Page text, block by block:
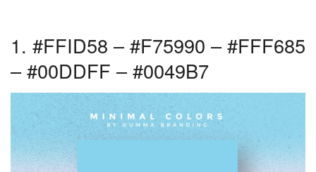
1. #FFID58 – #F75990 – #FFF685
– #00DDFF – #0049B7